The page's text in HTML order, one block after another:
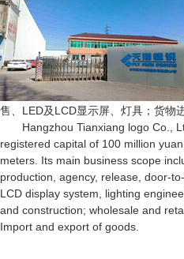
售、LED及LCD显示屏、灯具；货物
Hangzhou Tianxiang logo Co.,
registered capital of 100 million
meters. Its main business scope
production, agency, release, door-
LCD display system, lighting
and construction; wholesale and
Import and export of goods.